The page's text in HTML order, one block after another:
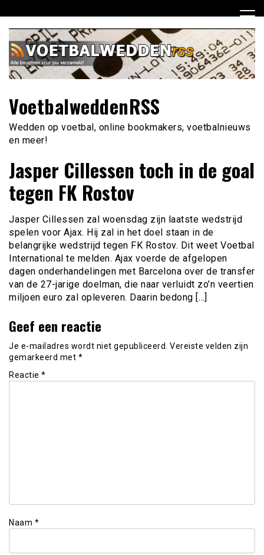
naar
inhoud
VoetbalweddenRSS
Wedden op voetbal, online bookmakers, voetbalnieuws
en meer!
Jasper Cillessen toch in de goal
tegen FK Rostov
Jasper Cillessen zal woensdag zijn laatste wedstrijd
spelen voor Ajax. Hij zal in het doel staan in de
belangrijke wedstrijd tegen FK Rostov. Dit weet Voetbal
International te melden. Ajax voerde de afgelopen
dagen onderhandelingen met Barcelona over de transfer
van de 27-jarige doelman, die naar verluidt zo’n veertien
miljoen euro zal opleveren. Daarin bedong […]
Geef een reactie
Je e-mailadres wordt niet gepubliceerd. Vereiste velden zijn
gemarkeerd met *
Reactie *
Naam *